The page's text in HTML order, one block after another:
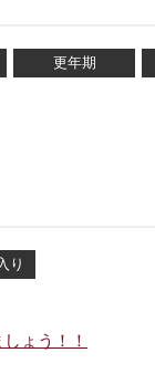
更年期
り
ょう！！